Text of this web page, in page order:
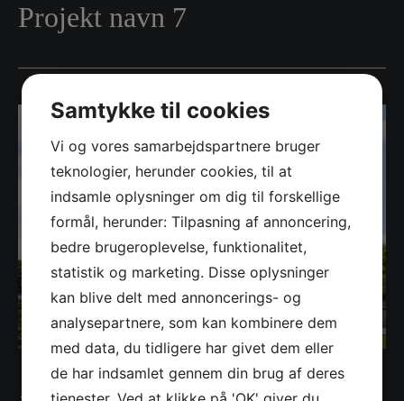
Projekt navn 7
← Tilbage til projekter
Samtykke til cookies
Vi og vores samarbejdspartnere bruger
teknologier, herunder cookies, til at
indsamle oplysninger om dig til forskellige
formål, herunder: Tilpasning af annoncering,
bedre brugeroplevelse, funktionalitet,
statistik og marketing. Disse oplysninger
kan blive delt med annoncerings- og
analysepartnere, som kan kombinere dem
med data, du tidligere har givet dem eller
de har indsamlet gennem din brug af deres